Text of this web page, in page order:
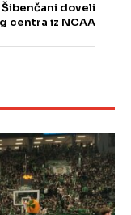
Šibenčani doveli
centra iz NCAA